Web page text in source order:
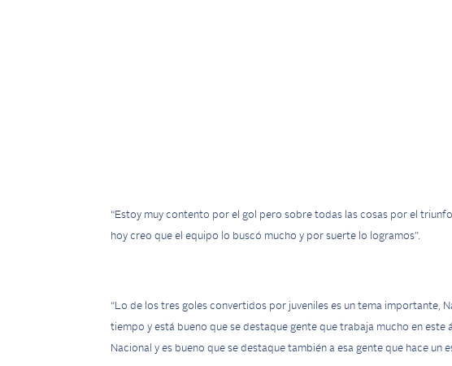
“Estoy muy contento por el gol pero sobre todas las cosas por el
hoy creo que el equipo lo buscó mucho y por suerte lo logramos”.
“Lo de los tres goles convertidos por juveniles es un tema importante,
tiempo y está bueno que se destaque gente que trabaja mucho en
Nacional y es bueno que se destaque también a esa gente que hace un